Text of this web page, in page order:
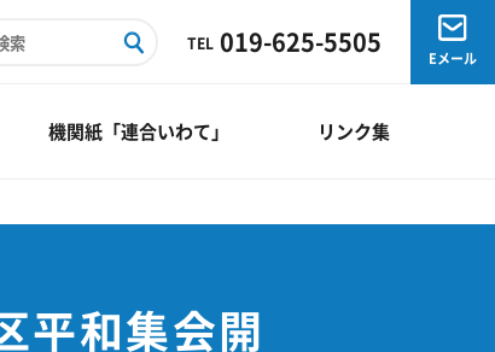
機関紙「連合いわて」 リンク集
TEL 019-625-5505 Eメール
和集会開